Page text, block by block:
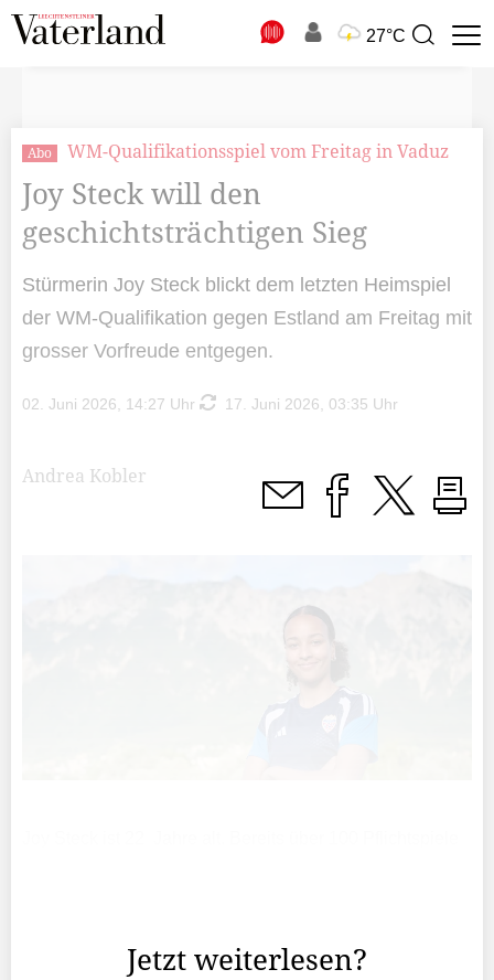
27°C
Suchbegriff
Abo WM-Qualifikationsspiel vom Freitag in Vaduz
Joy Steck will den
geschichtsträchtigen Sieg
Stürmerin Joy Steck blickt dem letzten Heimspiel
der WM-Qualifikation gegen Estland am Freitag mit
grosser Vorfreude entgegen.
02. Juni 2026, 14:27 Uhr 17. Juni 2026, 03:35 Uhr
Andrea Kobler
Jetzt weiterlesen?